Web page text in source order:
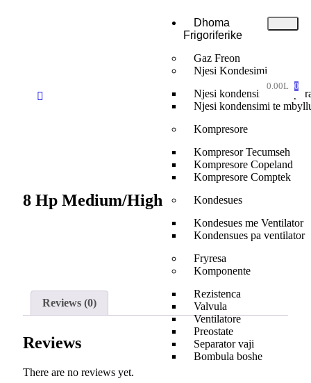
Dhoma
Frigoriferike
Gaz Freon
Njesi Kondesimi
Njesi kondensimi te
Njesi kondensimi te
Kompresore
Kompresor Tecumseh
Kompresore Copeland
Kompresore Comptek
Kondesues
Kondesues me Ventilator
Kondensues pa ventilator
Fryresa
Komponente
Rezistenca
Valvula
Ventilatore
Preostate
Separator vaji
Bombula boshe
0.00L 0
8 Hp Medium/High
Reviews (0)
Reviews
There are no reviews yet.